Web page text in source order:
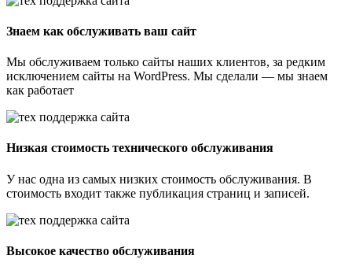
Знаем как обслуживать ваш сайт
Мы обслуживаем только сайты наших клиентов, за редким
исключением сайты на WordPress. Мы сделали — мы знаем
как работает
Низкая стоимость технического обслуживания
У нас одна из самых низких стоимость обслуживания. В
стоимость входит также публикация страниц и записей.
Высокое качество обслуживания